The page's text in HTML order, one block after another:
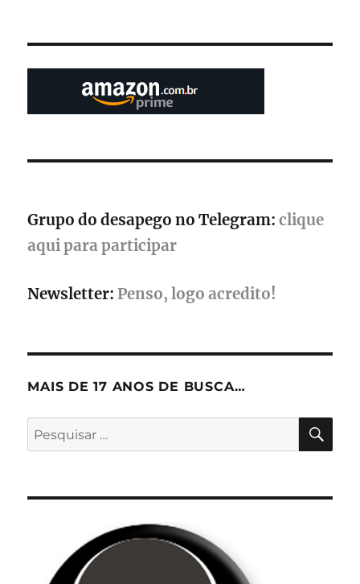
Grupo do desapego no Telegram: clique
aqui para participar
Newsletter: Penso, logo acredito!
MAIS DE 17 ANOS DE BUSCA…
Pesquisar
por: